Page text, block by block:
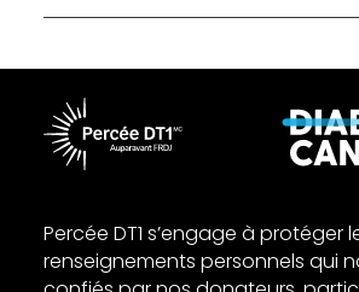
Percée DT1 s’engage à protéger
renseignements personnels qui